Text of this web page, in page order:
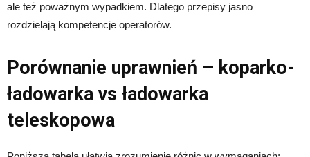
ale też poważnym wypadkiem. Dlatego przepisy jasno
rozdzielają kompetencje operatorów.
Porównanie uprawnień – koparko-
ładowarka vs ładowarka
teleskopowa